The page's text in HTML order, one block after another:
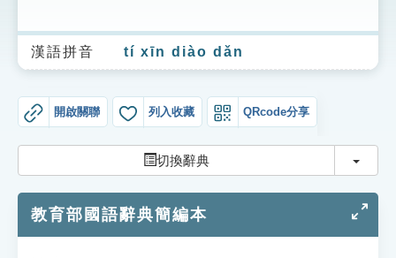
生字詞彙表
成語故事
索引選單
單字索引
漢語拼音 tí xīn diào dǎn
開啟關聯 列入收藏 QRcode分享
切換辭典 切換
教育部國語辭典簡編本